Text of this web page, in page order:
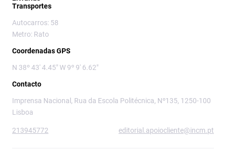
Transportes
Autocarros: 58
Metro: Rato
Coordenadas GPS
N 38º 43' 4.45" W 9º 9' 6.62"
Contacto
Imprensa Nacional, Rua da Escola Politécnica, Nº135, 1250-100
Lisboa
213945772 editorial.apoiocliente@incm.pt